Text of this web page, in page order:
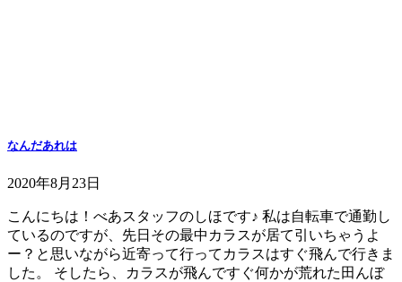
なんだあれは
2020年8月23日
こんにちは！べあスタッフのしほです♪ 私は自転車で通勤し
ているのですが、先日その最中カラスが居て引いちゃうよ
ー？と思いながら近寄って行ってカラスはすぐ飛んで行きま
した。 そしたら、カラスが飛んですぐ何かが荒れた田んぼ